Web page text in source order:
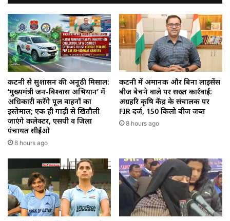
कटनी से सुशासन की अनूठी मिसाल:
‘मुख्यमंत्री जन-विश्वास अभियान’ में
अधिकारी करेंगे पूल वाहनों का
इस्तेमाल; एक ही गाड़ी से खितौली
जाएंगे कलेक्टर, एसपी व जिला
पंचायत सीईओ
8 hours ago
कटनी में अमानक और बिना लाइसेंस
बीज बेचने वाले पर सख्त कार्रवाई:
अग्रहरि कृषि केंद्र के संचालक पर
FIR दर्ज, 150 किलो बीज जब्त
8 hours ago